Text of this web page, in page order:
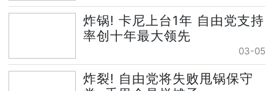
炸锅! 卡尼上台1年 自由党支持
率创十年最大领先
03-05
炸裂! 自由党将失败甩锅保守